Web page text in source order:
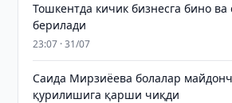
Тошкентда кичик бизнесга бино ва
берилади
23:07 · 31/07
Саида Мирзиёева болалар
қурилишига қарши чиқди